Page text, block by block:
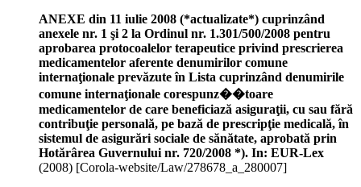
ANEXE din 11 iulie 2008 (*actualizate*) cuprinzând
anexele nr. 1 şi 2 la Ordinul nr. 1.301/500/2008 pentru
aprobarea protocoalelor terapeutice privind prescrierea
medicamentelor aferente denumirilor comune
internaţionale prevăzute în Lista cuprinzând denumirile
comune internaţionale corespunz��toare
medicamentelor de care beneficiază asiguraţii, cu sau fără
contribuţie personală, pe bază de prescripţie medicală, în
sistemul de asigurări sociale de sănătate, aprobată prin
Hotărârea Guvernului nr. 720/2008 *). In: EUR-Lex
(2008) [Corola-website/Law/278678_a_280007]